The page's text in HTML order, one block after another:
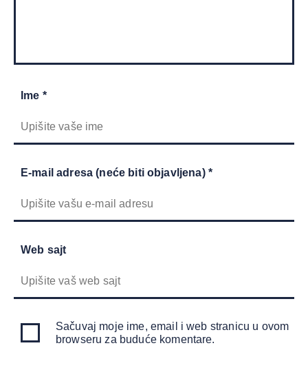
Ime *
E-mail adresa (neće biti objavljena) *
Web sajt
Sačuvaj moje ime, email i web stranicu u ovom
browseru za buduće komentare.